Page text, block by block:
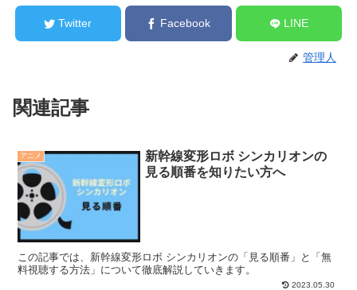
Twitter Facebook LINE
管理人
関連記事
アニメ
新幹線変形ロボ シンカリオンの
見る順番を知りたい方へ
この記事では、新幹線変形ロボ シンカリオンの「見る順番」と「無
料視聴する方法」について徹底解説していきます。
2023.05.30